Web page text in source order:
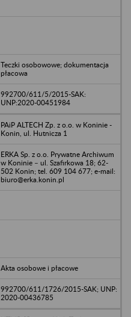
Teczki osobowowe; dokumentacja
płacowa
992700/611/5/2015-SAK:
UNP:2020-00451984
PAiP ALTECH Zp. z o.o. w Koninie -
Konin, ul. Hutnicza 1
ERKA Sp. z o.o. Prywatne Archiwum
w Koninie – ul. Szafirkowa 18; 62-
502 Konin; tel. 609 104 677; e-mail:
biuro@erka.konin.pl
Akta osobowe i płacowe
992700/611/1726/2015-SAK; UNP:
2020-00436785